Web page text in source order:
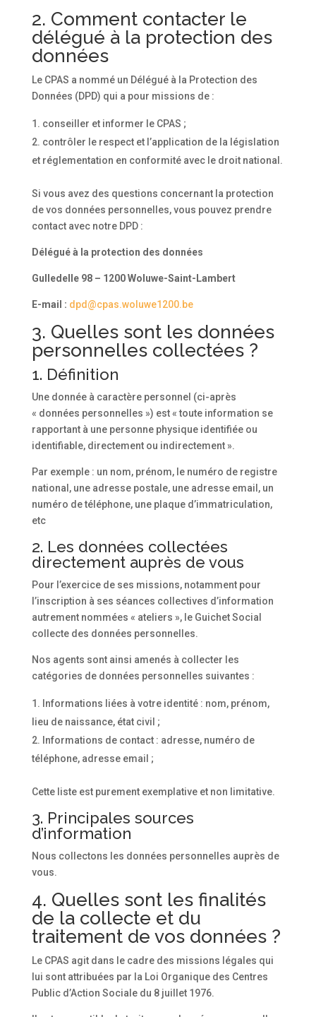
2. Comment contacter le
délégué à la protection des
données
Le CPAS a nommé un Délégué à la Protection des
Données (DPD) qui a pour missions de :
conseiller et informer le CPAS ;
contrôler le respect et l’application de la législation
et réglementation en conformité avec le droit national.
Si vous avez des questions concernant la protection
de vos données personnelles, vous pouvez prendre
contact avec notre DPD :
Délégué à la protection des données
Gulledelle 98 – 1200 Woluwe-Saint-Lambert
E-mail : dpd@cpas.woluwe1200.be
3. Quelles sont les données
personnelles collectées ?
1. Définition
Une donnée à caractère personnel (ci-après
« données personnelles ») est « toute information se
rapportant à une personne physique identifiée ou
identifiable, directement ou indirectement ».
Par exemple : un nom, prénom, le numéro de registre
national, une adresse postale, une adresse email, un
numéro de téléphone, une plaque d’immatriculation,
etc
2. Les données collectées
directement auprès de vous
Pour l’exercice de ses missions, notamment pour
l’inscription à ses séances collectives d’information
autrement nommées « ateliers », le Guichet Social
collecte des données personnelles.
Nos agents sont ainsi amenés à collecter les
catégories de données personnelles suivantes :
Informations liées à votre identité : nom, prénom,
lieu de naissance, état civil ;
Informations de contact : adresse, numéro de
téléphone, adresse email ;
Cette liste est purement exemplative et non limitative.
3. Principales sources
d’information
Nous collectons les données personnelles auprès de
vous.
4. Quelles sont les finalités
de la collecte et du
traitement de vos données ?
Le CPAS agit dans le cadre des missions légales qui
lui sont attribuées par la Loi Organique des Centres
Public d’Action Sociale du 8 juillet 1976.